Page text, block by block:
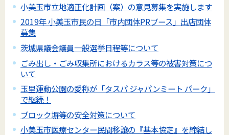
小美玉市立地適正化計画（案）の意見募集を実施します
2019年 小美玉市民の日「市内団体PRブース」出店団体
募集
茨城県議会議員一般選挙日程等について
ごみ出し・ごみ収集所におけるカラス等の被害対策につ
いて
玉里運動公園の愛称が「タスパ ジャパンミート パーク」
で継続！
ブロック塀等の安全対策について
小美玉市医療センター民間移譲の『基本協定』を締結し